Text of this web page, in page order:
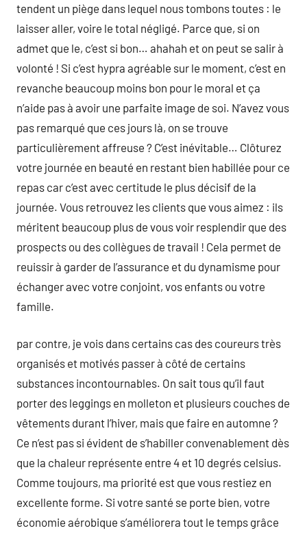
tendent un piège dans lequel nous tombons toutes : le
laisser aller, voire le total négligé. Parce que, si on
admet que le, c’est si bon… ahahah et on peut se salir à
volonté ! Si c’est hypra agréable sur le moment, c’est en
revanche beaucoup moins bon pour le moral et ça
n’aide pas à avoir une parfaite image de soi. N’avez vous
pas remarqué que ces jours là, on se trouve
particulièrement affreuse ? C’est inévitable… Clôturez
votre journée en beauté en restant bien habillée pour ce
repas car c’est avec certitude le plus décisif de la
journée. Vous retrouvez les clients que vous aimez : ils
méritent beaucoup plus de vous voir resplendir que des
prospects ou des collègues de travail ! Cela permet de
reuissir à garder de l’assurance et du dynamisme pour
échanger avec votre conjoint, vos enfants ou votre
famille.
par contre, je vois dans certains cas des coureurs très
organisés et motivés passer à côté de certains
substances incontournables. On sait tous qu’il faut
porter des leggings en molleton et plusieurs couches de
vêtements durant l’hiver, mais que faire en automne ?
Ce n’est pas si évident de s’habiller convenablement dès
que la chaleur représente entre 4 et 10 degrés celsius.
Comme toujours, ma priorité est que vous restiez en
excellente forme. Si votre santé se porte bien, votre
économie aérobique s’améliorera tout le temps grâce